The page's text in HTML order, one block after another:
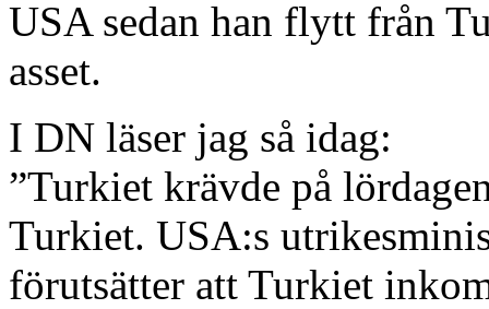
USA sedan han flytt från
asset.
I DN läser jag så idag:
”Turkiet krävde på
Turkiet. USA:s
förutsätter att Turkiet